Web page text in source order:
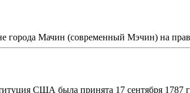
города Мачин (современный Мэчин) на
США была принята 17 сентября 1787